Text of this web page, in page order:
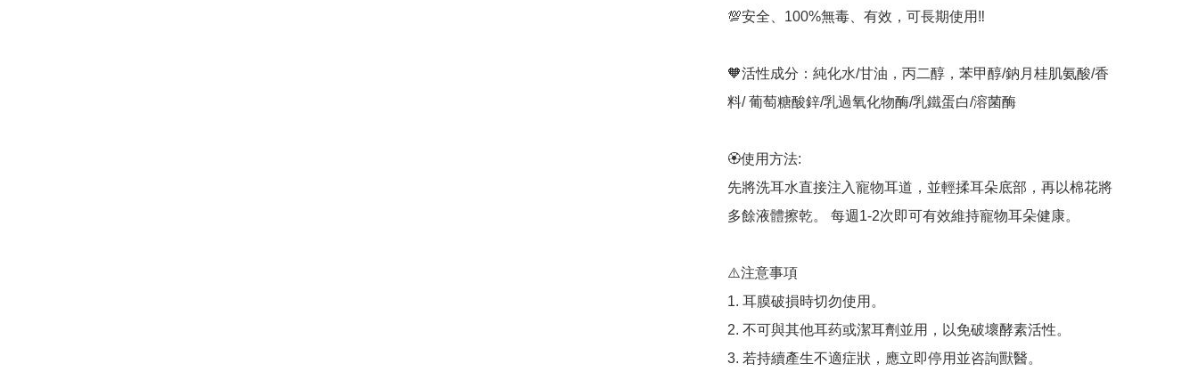
💯安全、100%無毒、有效，可長期使用‼️
🧡活性成分：純化水/甘油，丙二醇，苯甲醇/鈉月桂肌氨酸/香
料/ 葡萄糖酸鋅/乳過氧化物酶/乳鐵蛋白/溶菌酶
🏵使用方法:
先將洗耳水直接注入寵物耳道，並輕揉耳朵底部，再以棉花將
多餘液體擦乾。 每週1-2次即可有效維持寵物耳朵健康。
⚠️注意事項
1. 耳膜破損時切勿使用。
2. 不可與其他耳药或潔耳劑並用，以免破壞酵素活性。
3. 若持續產生不適症狀，應立即停用並咨詢獸醫。